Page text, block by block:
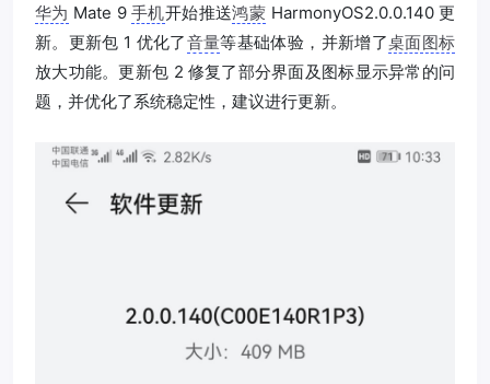
华为 Mate 9手机开始推送鸿蒙 HarmonyOS2.0.0.140 更
新。更新包 1 优化了音量等基础体验，并新增了桌面图标
放大功能。更新包 2 修复了部分界面及图标显示异常的问
题，并优化了系统稳定性，建议进行更新。